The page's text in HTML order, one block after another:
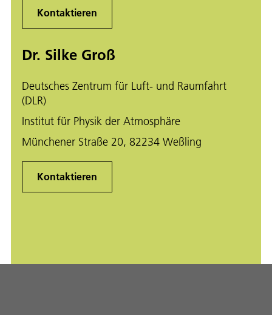
Kontaktieren
Dr. Silke Groß
Deutsches Zentrum für Luft- und Raumfahrt
(DLR)
Institut für Physik der Atmosphäre
Münchener Straße 20, 82234 Weßling
Kontaktieren